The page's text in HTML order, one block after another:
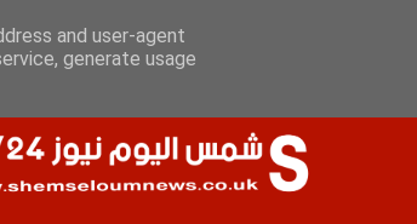
سياسة الخصوصية
and user-agent
generate usage